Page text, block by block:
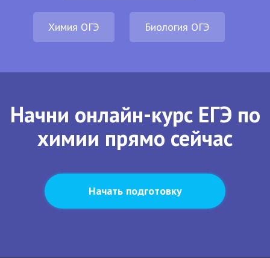
Химия ОГЭ Биология ОГЭ
Начни онлайн-курс ЕГЭ по
химии прямо сейчас
Начать подготовку